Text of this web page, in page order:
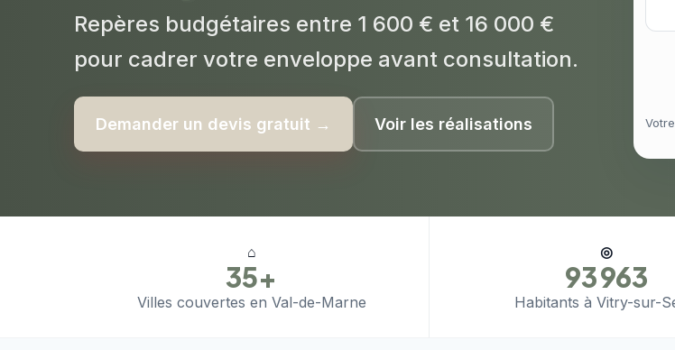
Repères budgétaires entre 1 600 € et 16 000 €
pour cadrer votre enveloppe avant consultation.
Demander un devis gratuit → Voir les réalisations
⌂
35+
Villes couvertes en Val-de-Marne
◎
93 963
Habitants à Vitry-sur-